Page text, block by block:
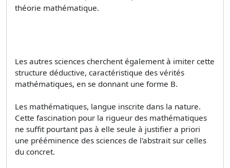
théorie mathématique.
Les autres sciences cherchent également à imiter cette
structure déductive, caractéristique des vérités
mathématiques, en se donnant une forme B.
Les mathématiques, langue inscrite dans la nature.
Cette fascination pour la rigueur des mathématiques
ne suffit pourtant pas à elle seule à justifier a priori
une prééminence des sciences de l'abstrait sur celles
du concret.